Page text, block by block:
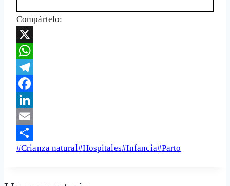
Compártelo:
X
WhatsApp
Telegram
Facebook
LinkedIn
Email
Share
Etiquetas
#Crianza natural#Hospitales#Infancia#Parto